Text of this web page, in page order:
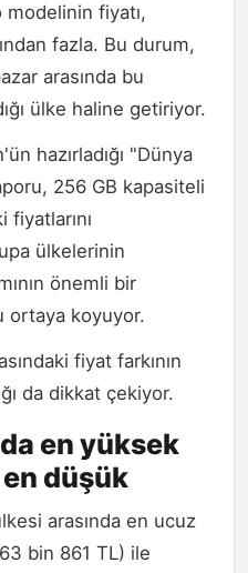
fiyatı,
fazla. Bu durum,
arasında bu
ülke haline getiriyor.
hazırladığı "Dünya
256 GB kapasiteli
ülkelerinin
önemli bir
ortaya koyuyor.
fiyat farkının
da dikkat çekiyor.
en yüksek
düşük
arasında en ucuz
bin 861 TL) ile